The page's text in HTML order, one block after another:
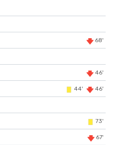
68'
46'
44' 46'
73'
67'